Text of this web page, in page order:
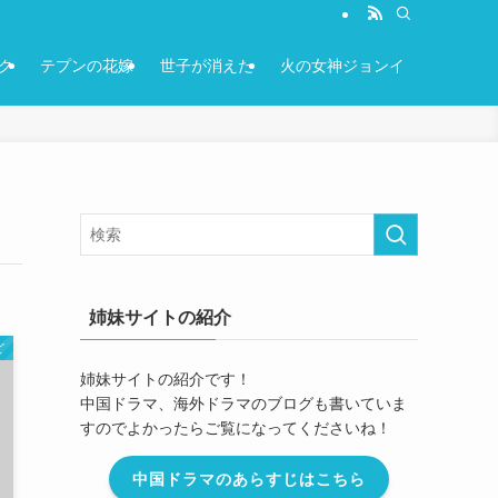
テプンの花嫁 世子が消えた 火の女神ジョンイ
姉妹サイトの紹介
姉妹サイトの紹介です！
中国ドラマ、海外ドラマのブログも書いていま
すのでよかったらご覧になってくださいね！
中国ドラマのあらすじはこちら